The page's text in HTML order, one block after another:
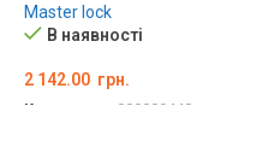
Master lock
В наявності
2 142.00 грн.
Код товару: 000009440